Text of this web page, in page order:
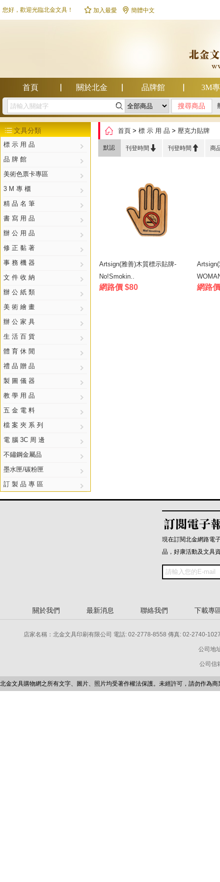
您好，歡迎光臨北金文具！  加入最愛  簡體中文
首頁 關於北金 品牌館 3M
幫助中心 
文具分類
標 示 用 品
品 牌 館
美術色票卡專區
3 M 專 櫃
精 品 名 筆
書 寫 用 品
辦 公 用 品
修 正 黏 著
事 務 機 器
文 件 收 納
辦 公 紙 類
美 術 繪 畫
辦 公 家 具
生 活 百 貨
體 育 休 閒
禮 品 贈 品
製 圖 儀 器
教 學 用 品
五 金 電 料
檔 案 夾 系 列
電 腦 3C 周 邊
不鏽鋼金屬品
墨水匣/碳粉匣
訂 製 品 專 區
 首頁 > 標 示 用 品 > 壓克力貼牌
默認 刊登時間  刊登時間  商
Artsign(雅善)木質標示貼牌-
No!Smokin..
網路價 $80 網路
現在訂閱北金網路電
品，好康活動及文具
關於我們 最新消息 聯絡我們 下載專
店家名稱：北金文具印刷有限公司 電話: 02-2778-8558 傳真: 02-2740-
公司地
公司信
北金文具購物網之所有文字、圖片、照片均受著作權法保護。未經許可，請勿作為商